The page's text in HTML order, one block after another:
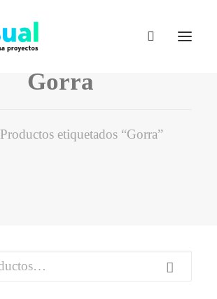
Gorra
Productos etiquetados “Gorra”